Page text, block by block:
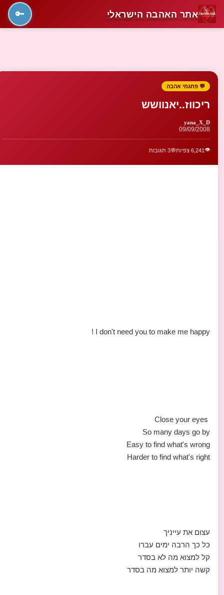
אתר האהבה הישראלי 🔑
💬 פתגמי אהבה
ריכווז..יאנוושש
yana_X_D
09/09/2008
👁️ 6,241 צפיות 💬3 תגובות
I don't need you to make me happy !
So many days go by
Easy to find what's wrong
Harder to find what's right
עצום את עייניך
כל כך הרבה ימים עברו
קל למצוא מה לא בסדר
קשה יותר למצוא מה בסדר